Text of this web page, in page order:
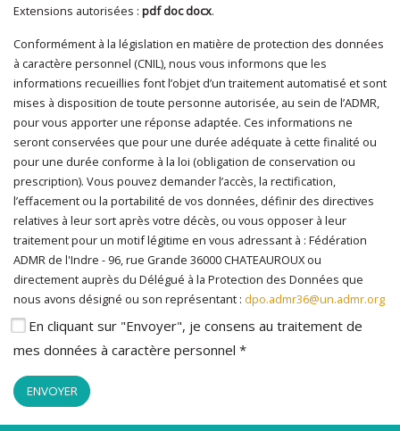
Extensions autorisées : pdf doc docx.
En cliquant sur "Envoyer", je consens au traitement de mes
données à caractère personnel*
Conformément à la législation en matière de protection des données
à caractère personnel (CNIL), nous vous informons que les
informations recueillies font l’objet d’un traitement automatisé et sont
mises à disposition de toute personne autorisée, au sein de l’ADMR,
pour vous apporter une réponse adaptée. Ces informations ne
seront conservées que pour une durée adéquate à cette finalité ou
pour une durée conforme à la loi (obligation de conservation ou
prescription). Vous pouvez demander l’accès, la rectification,
l’effacement ou la portabilité de vos données, définir des directives
relatives à leur sort après votre décès, ou vous opposer à leur
traitement pour un motif légitime en vous adressant à : Fédération
ADMR de l'Indre - 96, rue Grande 36000 CHATEAUROUX ou
directement auprès du Délégué à la Protection des Données que
nous avons désigné ou son représentant : dpo.admr36@un.admr.org
En cliquant sur "Envoyer", je consens au traitement de
mes données à caractère personnel *